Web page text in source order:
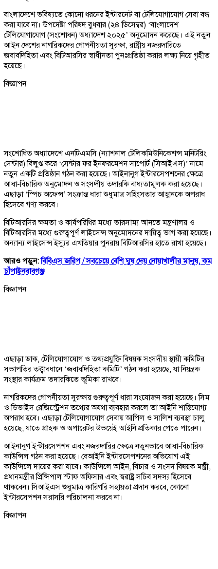
বাংলাদেশে ভবিষ্যতে কোনো ধরনের ইন্টারনেট বা টেলিযোগাযোগ সেবা বন্ধ
করা যাবে না। উপদেষ্টা পরিষদ বুধবার (২৪ ডিসেম্বর) ‘বাংলাদেশ
টেলিযোগাযোগ (সংশোধন) অধ্যাদেশ ২০২৫’ অনুমোদন করেছে। এই নতুন
আইন দেশের নাগরিকদের গোপনীয়তা সুরক্ষা, রাষ্ট্রীয় নজরদারিতে
জবাবদিহিতা এবং বিটিআরসির স্বাধীনতা পুনঃপ্রতিষ্ঠা করার লক্ষ্য নিয়ে গৃহীত
হয়েছে।
বিজ্ঞাপন
সংশোধিত অধ্যাদেশে এনটিএমসি (ন্যাশনাল টেলিকমিউনিকেশন্স মনিটরিং
সেন্টার) বিলুপ্ত করে ‘সেন্টার ফর ইনফরমেশন সাপোর্ট (সিআইএস)’ নামে
নতুন একটি প্রতিষ্ঠান গঠন করা হয়েছে। আইনানুগ ইন্টারসেপশনের ক্ষেত্রে
আধা-বিচারিক অনুমোদন ও সংসদীয় তদারকি বাধ্যতামূলক করা হয়েছে।
এছাড়া ‘স্পিচ অফেন্স’ সংক্রান্ত ধারা শুধুমাত্র সহিংসতার আহ্বানকে অপরাধ
হিসেবে গণ্য করবে।
বিটিআরসির ক্ষমতা ও কার্যপরিধির মধ্যে ভারসাম্য আনতে মন্ত্রণালয় ও
বিটিআরসির মধ্যে গুরুত্বপূর্ণ লাইসেন্স অনুমোদনের দায়িত্ব ভাগ করা হয়েছে।
অন্যান্য লাইসেন্স ইস্যুর এখতিয়ার পুনরায় বিটিআরসির হাতে রাখা হয়েছে।
আরও পড়ুন:বিবিএস জরিপ / সবচেয়ে বেশি ঘুষ দেয় নোয়াখালীর মানুষ, কম
চাঁপাইনবাবগঞ্জ
বিজ্ঞাপন
এছাড়া ডাক, টেলিযোগাযোগ ও তথ্যপ্রযুক্তি বিষয়ক সংসদীয় স্থায়ী কমিটির
সভাপতির তত্ত্বাবধানে ‘জবাবদিহিতা কমিটি’ গঠন করা হয়েছে, যা নিয়ন্ত্রক
সংস্থার কার্যক্রম তদারকিতে ভূমিকা রাখবে।
নাগরিকদের গোপনীয়তা সুরক্ষায় গুরুত্বপূর্ণ ধারা সংযোজন করা হয়েছে। সিম
ও ডিভাইস রেজিস্ট্রেশন তথ্যের অযথা ব্যবহার করলে তা আইনি শাস্তিযোগ্য
অপরাধ হবে। এছাড়া টেলিযোগাযোগ সেবায় আপিল ও সালিশ ব্যবস্থা চালু
হয়েছে, যাতে গ্রাহক ও অপারেটর উভয়েই আইনি প্রতিকার পেতে পারেন।
আইনানুগ ইন্টারসেপশন এবং নজরদারির ক্ষেত্রে নতুনভাবে আধা-বিচারিক
কাউন্সিল গঠন করা হয়েছে। বেআইনি ইন্টারসেপশনের অভিযোগ এই
কাউন্সিলে দায়ের করা যাবে। কাউন্সিলে আইন, বিচার ও সংসদ বিষয়ক মন্ত্রী,
প্রধানমন্ত্রীর প্রিন্সিপাল স্টাফ অফিসার এবং স্বরাষ্ট্র সচিব সদস্য হিসেবে
থাকবেন। সিআইএস শুধুমাত্র কারিগরি সহায়তা প্রদান করবে, কোনো
ইন্টারসেপশন সরাসরি পরিচালনা করবে না।
বিজ্ঞাপন